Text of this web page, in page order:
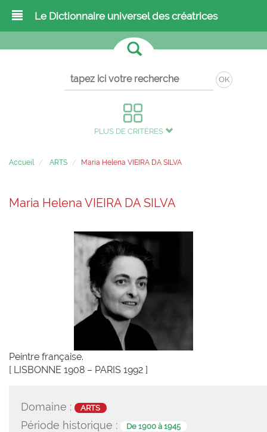
Le Dictionnaire universel des créatrices
OK
PLUS DE CRITÈRES
Accueil ARTS Maria Helena VIEIRA DA SILVA
Maria Helena VIEIRA DA SILVA
Peintre française.
[ LISBONNE 1908 – PARIS 1992 ]
Domaine : ARTS
Période historique : De 1900 à 1945